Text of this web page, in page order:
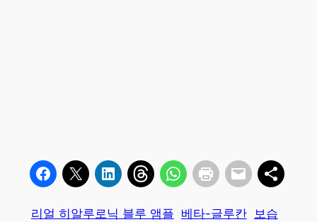
리얼 히알루로닉 블루 앰플 베타-글루칸 보습